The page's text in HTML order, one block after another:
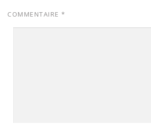
COMMENTAIRE *